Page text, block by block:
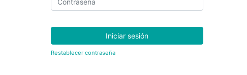
Iniciar sesión
Restablecer contraseña